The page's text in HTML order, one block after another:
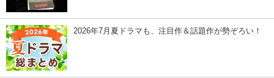
2026年7月夏ドラマも、注目作＆話題作が勢ぞろい！